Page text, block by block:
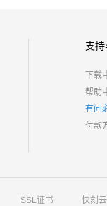
支
下载
帮助
有问
付款
SSL证书 快刻云